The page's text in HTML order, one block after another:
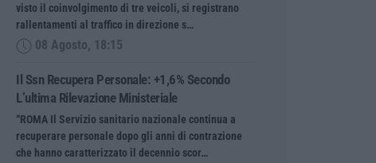
visto il coinvolgimento di tre veicoli, si registrano
rallentamenti al traffico in direzione s…
08 Agosto, 18:15
Il Ssn Recupera Personale: +1,6% Secondo
L’ultima Rilevazione Ministeriale
“ROMA Il Servizio sanitario nazionale continua a
recuperare personale dopo gli anni di contrazione
che hanno caratterizzato il decennio scor…